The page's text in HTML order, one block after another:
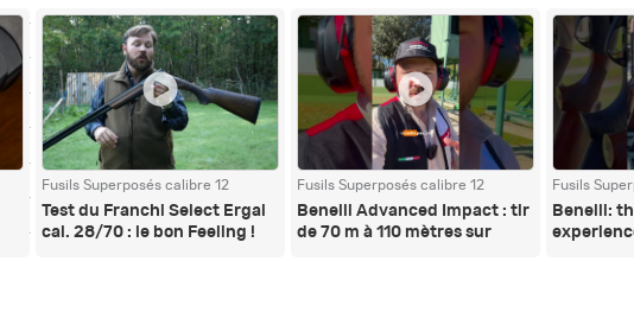
Fusils Superposés calibre 12
Test du Franchi Select Ergal
cal. 28/70 : le bon Feeling !
Fusils Superposés calibre 12
Benelli Advanced Impact : tir
de 70 m à 110 mètres sur
Fusils
Benelli: